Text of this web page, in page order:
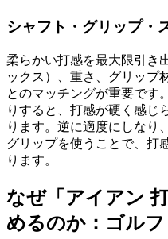
シャフト・グリップ・
柔らかい打感を最大限引き
ックス）、重さ、グリップ
とのマッチングが重要です
りすると、打感が硬く感じ
ります。逆に適度にしなり
グリップを使うことで、打
ります。
なぜ「アイアン
めるのか：ゴル